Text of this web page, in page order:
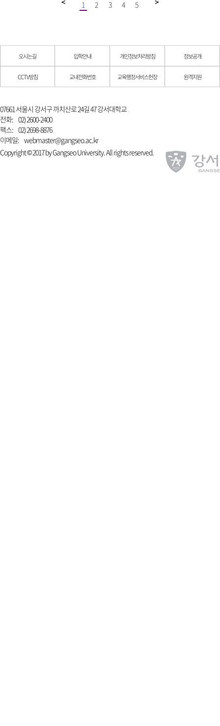
1 2 3 4 5
오시는길 입학안내 개인정보처리방침 정보공개
CCTV방침 교내전화번호 교육행정서비스헌장 원격지원
07661 서울시 강서구 까치산로 24길 47 강서대학교
전화: 02) 2600-2400
팩스: 02) 2698-8876
이메일: webmaster@gangseo.ac.kr
Copyright © 2017 by Gangseo University. All rights reserved.